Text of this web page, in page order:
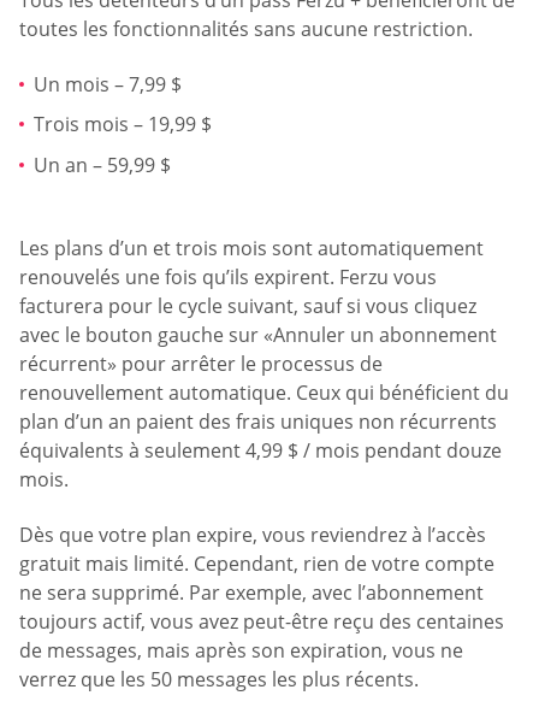
toutes les fonctionnalités sans aucune restriction.
Un mois – 7,99 $
Trois mois – 19,99 $
Un an – 59,99 $
Les plans d’un et trois mois sont automatiquement
renouvelés une fois qu’ils expirent. Ferzu vous
facturera pour le cycle suivant, sauf si vous cliquez
avec le bouton gauche sur «Annuler un abonnement
récurrent» pour arrêter le processus de
renouvellement automatique. Ceux qui bénéficient du
plan d’un an paient des frais uniques non récurrents
équivalents à seulement 4,99 $ / mois pendant douze
mois.
Dès que votre plan expire, vous reviendrez à l’accès
gratuit mais limité. Cependant, rien de votre compte
ne sera supprimé. Par exemple, avec l’abonnement
toujours actif, vous avez peut-être reçu des centaines
de messages, mais après son expiration, vous ne
verrez que les 50 messages les plus récents.